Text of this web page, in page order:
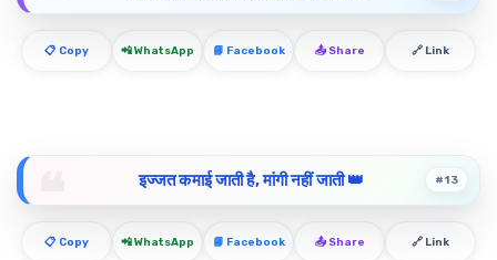
📋 Copy 📲 WhatsApp 📘 Facebook 📤 Share 🔗 Link
इज्जत कमाई जाती है, मांगी नहीं जाती 👑 #13
📋 Copy 📲 WhatsApp 📘 Facebook 📤 Share 🔗 Link